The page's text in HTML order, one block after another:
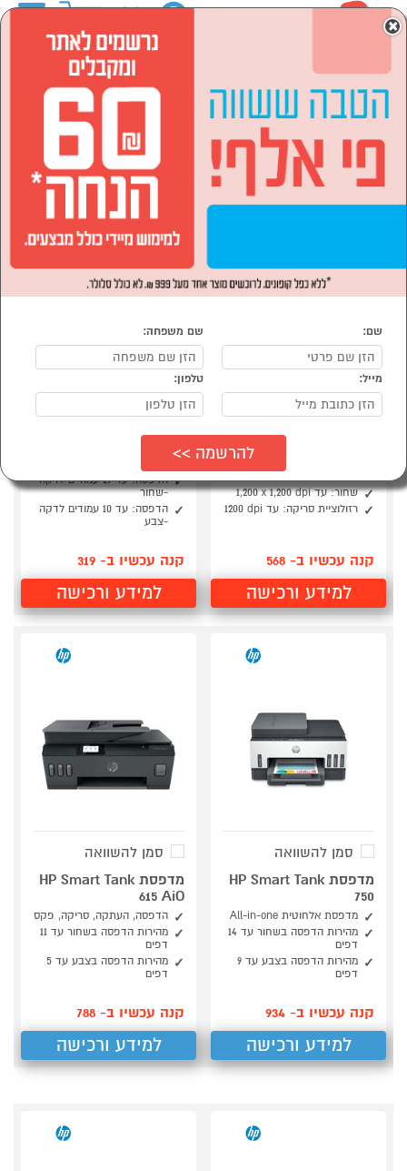
מדפסות
מדפסות הזרקת דיו
מדפסות הזרקת דיו HP
נמצאו 6 מוצרי מדפסות הזרקת דיו של מוצרי HP
מיון: הפופולרים ביותר
סמן להשוואה
שחור: עד ‎1,200 x 1,200 dpi‏
רזולוציית סריקה: עד 1200‎ dpi
קנה עכשיו ב- 568
למידע ורכישה
סמן להשוואה
הדפסה: עד 29 עמודים לדקה
-שחור
הדפסה: עד 10 עמודים לדקה
-צבע
קנה עכשיו ב- 319
למידע ורכישה
סמן להשוואה
מדפסת HP Smart Tank
750
מדפסת אלחוטית All-in-one
מהירות הדפסה בשחור עד 14
דפים
מהירות הדפסה בצבע עד 9
דפים
קנה עכשיו ב- 934
למידע ורכישה
סמן להשוואה
מדפסת HP Smart Tank
615 AiO
הדפסה, העתקה, סריקה, פקס
מהירות הדפסה בשחור עד 11
דפים
מהירות הדפסה בצבע עד 5
דפים
קנה עכשיו ב- 788
למידע ורכישה
×
שם: שם משפחה:
מייל: טלפון: